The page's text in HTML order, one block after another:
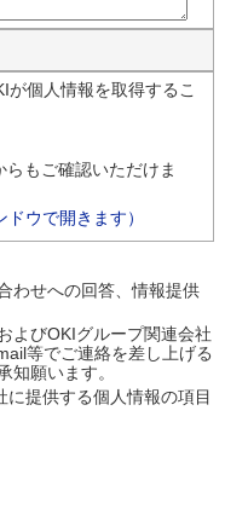
個人情報を取得するこ
もご確認いただけま
ウで開きます）
わせへの回答、情報提供
よびOKIグループ関連会社
等でご連絡を差し上げる
知願います。
提供する個人情報の項目